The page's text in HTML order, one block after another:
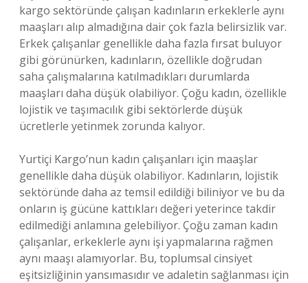
kargo sektöründe çalışan kadınların erkeklerle aynı
maaşları alıp almadığına dair çok fazla belirsizlik var.
Erkek çalışanlar genellikle daha fazla fırsat buluyor
gibi görünürken, kadınların, özellikle doğrudan
saha çalışmalarına katılmadıkları durumlarda
maaşları daha düşük olabiliyor. Çoğu kadın, özellikle
lojistik ve taşımacılık gibi sektörlerde düşük
ücretlerle yetinmek zorunda kalıyor.
Yurtiçi Kargo’nun kadın çalışanları için maaşlar
genellikle daha düşük olabiliyor. Kadınların, lojistik
sektöründe daha az temsil edildiği biliniyor ve bu da
onların iş gücüne kattıkları değeri yeterince takdir
edilmediği anlamına gelebiliyor. Çoğu zaman kadın
çalışanlar, erkeklerle aynı işi yapmalarına rağmen
aynı maaşı alamıyorlar. Bu, toplumsal cinsiyet
eşitsizliğinin yansımasıdır ve adaletin sağlanması için